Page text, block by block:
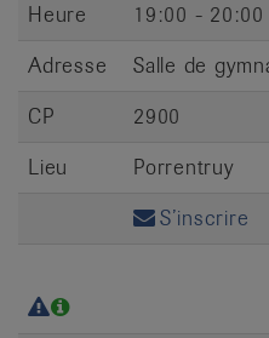
Heure
19:00 - 20:00
Adresse
Salle de
CP
2900
Lieu
Porrentruy
S’inscrire